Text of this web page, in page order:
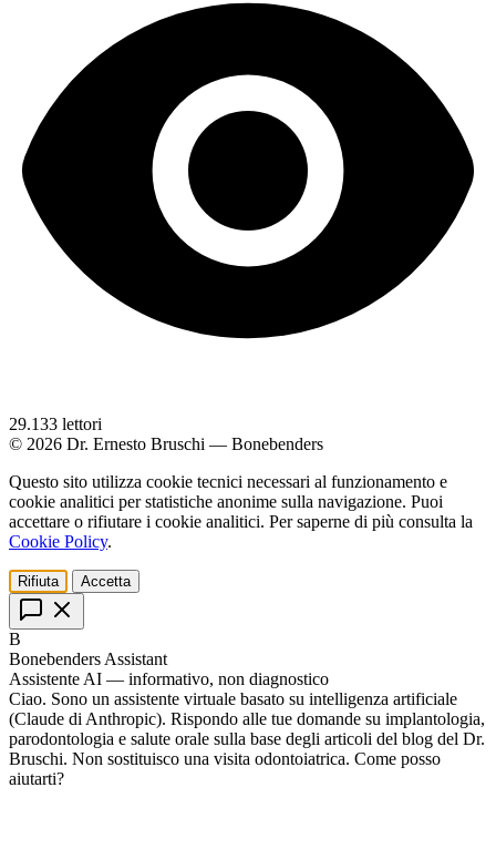
29.133 lettori
© 2026 Dr. Ernesto Bruschi — Bonebenders
Questo sito utilizza cookie tecnici necessari al funzionamento e
cookie analitici per statistiche anonime sulla navigazione. Puoi
accettare o rifiutare i cookie analitici. Per saperne di più consulta la
Cookie Policy.
Rifiuta Accetta
B
Bonebenders Assistant
Assistente AI — informativo, non diagnostico
Ciao. Sono un assistente virtuale basato su intelligenza artificiale
(Claude di Anthropic). Rispondo alle tue domande su implantologia,
parodontologia e salute orale sulla base degli articoli del blog del Dr.
Bruschi. Non sostituisco una visita odontoiatrica. Come posso
aiutarti?